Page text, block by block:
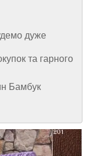
дуже
та гарного
Бамбук